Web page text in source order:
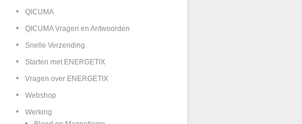
QICUMA
QICUMA Vragen en Antwoorden
Snelle Verzending
Starten met ENERGETIX
Vragen over ENERGETIX
Webshop
Werking